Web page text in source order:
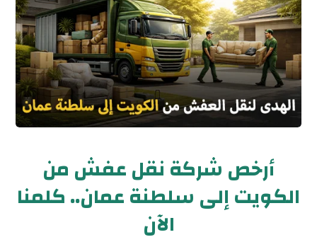
أرخص شركة نقل عفش من
الكويت إلى سلطنة عمان.. كلمنا
الآن